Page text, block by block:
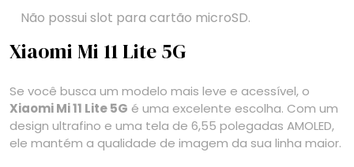
Não possui slot para cartão microSD.
Xiaomi Mi 11 Lite 5G
Se você busca um modelo mais leve e acessível, o
Xiaomi Mi 11 Lite 5G é uma excelente escolha. Com um
design ultrafino e uma tela de 6,55 polegadas AMOLED,
ele mantém a qualidade de imagem da sua linha maior.